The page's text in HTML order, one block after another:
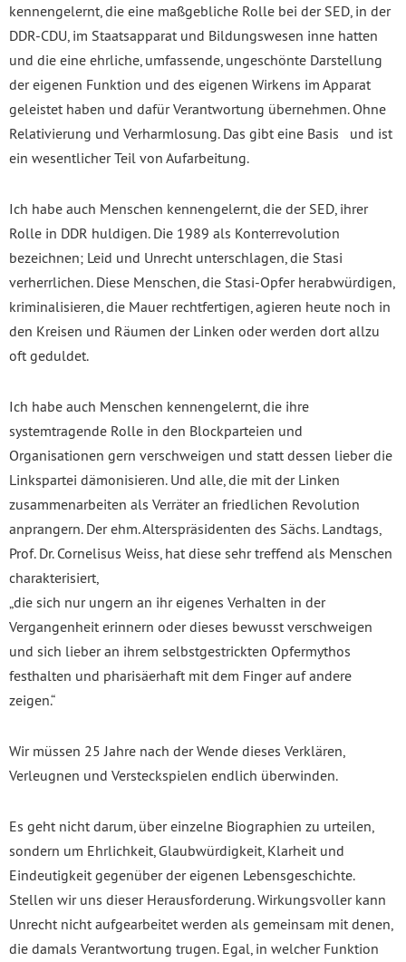
kennengelernt, die eine maßgebliche Rolle bei der SED, in der
DDR-CDU, im Staatsapparat und Bildungswesen inne hatten
und die eine ehrliche, umfassende, ungeschönte Darstellung
der eigenen Funktion und des eigenen Wirkens im Apparat
geleistet haben und dafür Verantwortung übernehmen. Ohne
Relativierung und Verharmlosung. Das gibt eine Basis und ist
ein wesentlicher Teil von Aufarbeitung.
Ich habe auch Menschen kennengelernt, die der SED, ihrer
Rolle in DDR huldigen. Die 1989 als Konterrevolution
bezeichnen; Leid und Unrecht unterschlagen, die Stasi
verherrlichen. Diese Menschen, die Stasi-Opfer herabwürdigen,
kriminalisieren, die Mauer rechtfertigen, agieren heute noch in
den Kreisen und Räumen der Linken oder werden dort allzu
oft geduldet.
Ich habe auch Menschen kennengelernt, die ihre
systemtragende Rolle in den Blockparteien und
Organisationen gern verschweigen und statt dessen lieber die
Linkspartei dämonisieren. Und alle, die mit der Linken
zusammenarbeiten als Verräter an friedlichen Revolution
anprangern. Der ehm. Alterspräsidenten des Sächs. Landtags,
Prof. Dr. Cornelisus Weiss, hat diese sehr treffend als Menschen
charakterisiert,
„die sich nur ungern an ihr eigenes Verhalten in der
Vergangenheit erinnern oder dieses bewusst verschweigen
und sich lieber an ihrem selbstgestrickten Opfermythos
festhalten und pharisäerhaft mit dem Finger auf andere
zeigen.“
Wir müssen 25 Jahre nach der Wende dieses Verklären,
Verleugnen und Versteckspielen endlich überwinden.
Es geht nicht darum, über einzelne Biographien zu urteilen,
sondern um Ehrlichkeit, Glaubwürdigkeit, Klarheit und
Eindeutigkeit gegenüber der eigenen Lebensgeschichte.
Stellen wir uns dieser Herausforderung. Wirkungsvoller kann
Unrecht nicht aufgearbeitet werden als gemeinsam mit denen,
die damals Verantwortung trugen. Egal, in welcher Funktion